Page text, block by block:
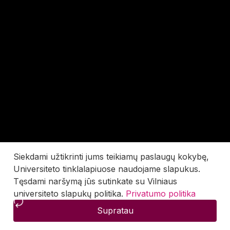
Siekdami užtikrinti jums teikiamų paslaugų kokybę,
Universiteto tinklalapiuose naudojame slapukus.
Tęsdami naršymą jūs sutinkate su Vilniaus
universiteto slapukų politika. Privatumo politika
Supratau